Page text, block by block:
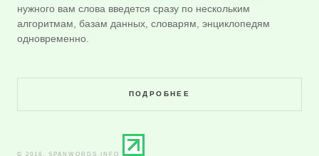
нужного вам слова введется сразу по нескольким
алгоритмам, базам данных, словарям, энциклопедям
одновременно.
ПОДРОБНЕЕ
© 2016. SPANWORDS.INFO